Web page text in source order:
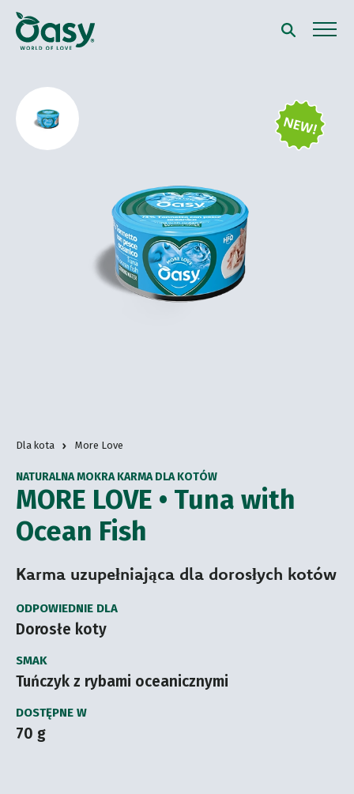
Dla kota More Love
MORE LOVE • Tuna with
Ocean Fish
NATURALNA MOKRA KARMA DLA KOTÓW
Karma uzupełniająca dla dorosłych kotów
ODPOWIEDNIE DLA
Dorosłe koty
SMAK
Tuńczyk z rybami oceanicznymi
DOSTĘPNE W
70 g